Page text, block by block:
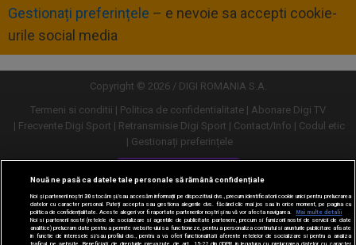
Gestionați preferințele – e nevoie sa accepti cookie-
urile social media
Copyright © 2026 / DIGI ROMANIA S.A.
Termeni si conditii
Politica de confidentialitate
Abonare Digi TV
Frecvente Digi Sport
Retransmisie Digi Sport Contact/Info
Codul etic
Gestionați preferințele
Versiune desktop
Nouă ne pasă ca datele tale personale să rămână confidențiale
Noi și partenerii noștri30stocăm și/sau accesăm informații pe dispozitivul dvs., precum identificatorii cookie unici pentru prelucrarea
datelor cu caracter personal. Puteți accepta sau gestiona alegerile dvs. făcând clic mai jos sau în orice moment, pe pagina cu
politica de confidențialitate. Aceste alegeri vor fi raportate partenerilor noștri și nu vă vor afecta navigarea.
Mai multe detalii
Noi si partenerii nostri (retelele de socializare si agentiile de publicitate partenere, precum si furnizorii nostri de servicii de date
analitice) prelucram date pentru a permite website-ului sa functioneze, pentru a personaliza continutul si anunturile publicitare afisate
in functie de interesele si/sau profilul dvs., pentru a va oferi functionalitati aferente retelelor de socializare si pentru a analiza